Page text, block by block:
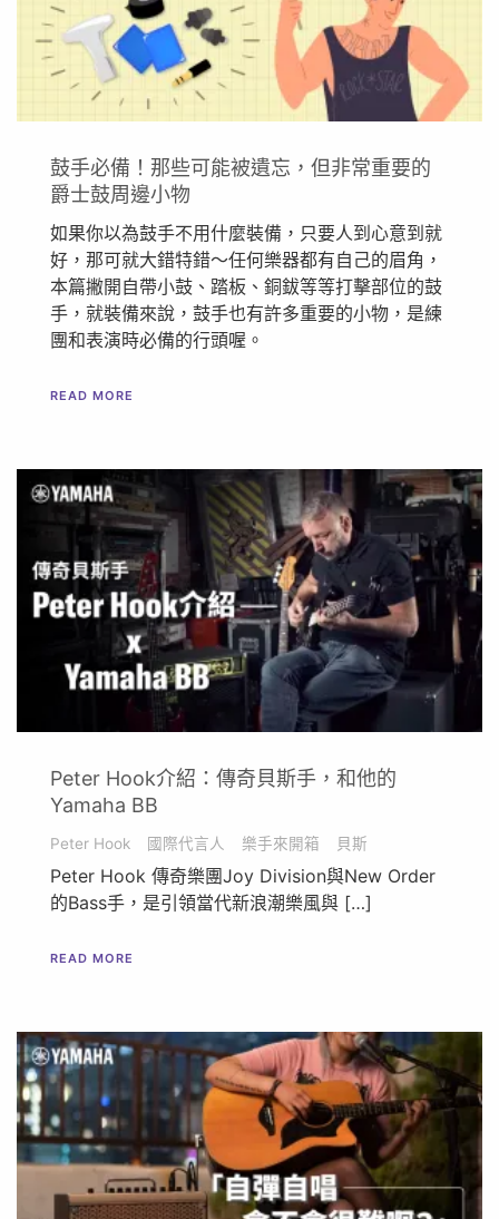
鼓手必備！那些可能被遺忘，但非常重要的
爵士鼓周邊小物
如果你以為鼓手不用什麼裝備，只要人到心意到就
好，那可就大錯特錯～任何樂器都有自己的眉角，
本篇撇開自帶小鼓、踏板、銅鈸等等打擊部位的鼓
手，就裝備來說，鼓手也有許多重要的小物，是練
團和表演時必備的行頭喔。
READ MORE
Peter Hook介紹：傳奇貝斯手，和他的
Yamaha BB
Peter Hook 國際代言人 樂手來開箱 貝斯
Peter Hook 傳奇樂團Joy Division與New Order
的Bass手，是引領當代新浪潮樂風與 […]
READ MORE